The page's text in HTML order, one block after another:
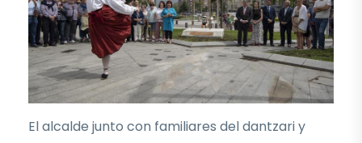
El alcalde junto con familiares del dantzari y